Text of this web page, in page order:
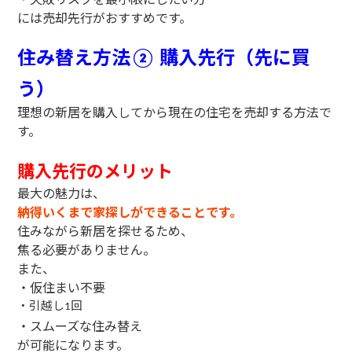
には売却先行がおすすめです。
住み替え方法②購入先行（先に買
う）
理想の新居を購入してから現在の住宅を売却する方法で
す。
購入先行のメリット
最大の魅力は、
納得いくまで家探しができることです。
住みながら新居を探せるため、
焦る必要がありません。
また、
・仮住まい不要
・引越し1回
・スムーズな住み替え
が可能になります。